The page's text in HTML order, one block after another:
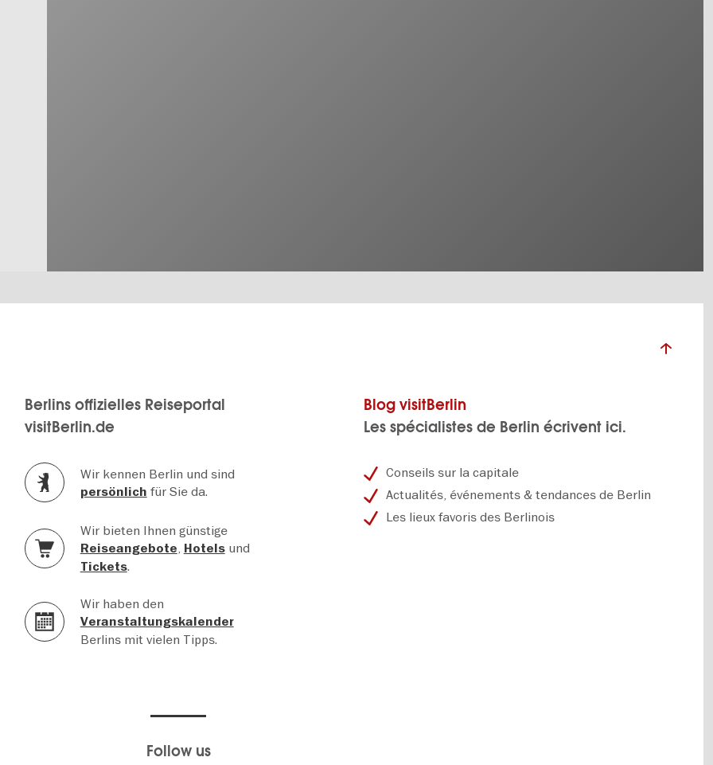
Berlins offizielles Reiseportal
visitBerlin.de
Wir kennen Berlin und sind
persönlich für Sie da.
Wir bieten Ihnen günstige
Reiseangebote, Hotelsund
Tickets.
Wir haben den
Veranstaltungskalender
Berlins mit vielen Tipps.
Blog visitBerlin
Les spécialistes de Berlin écrivent ici.
Conseils sur la capitale
Actualités, événements & tendances de Berlin
Les lieux favoris des Berlinois
Follow us